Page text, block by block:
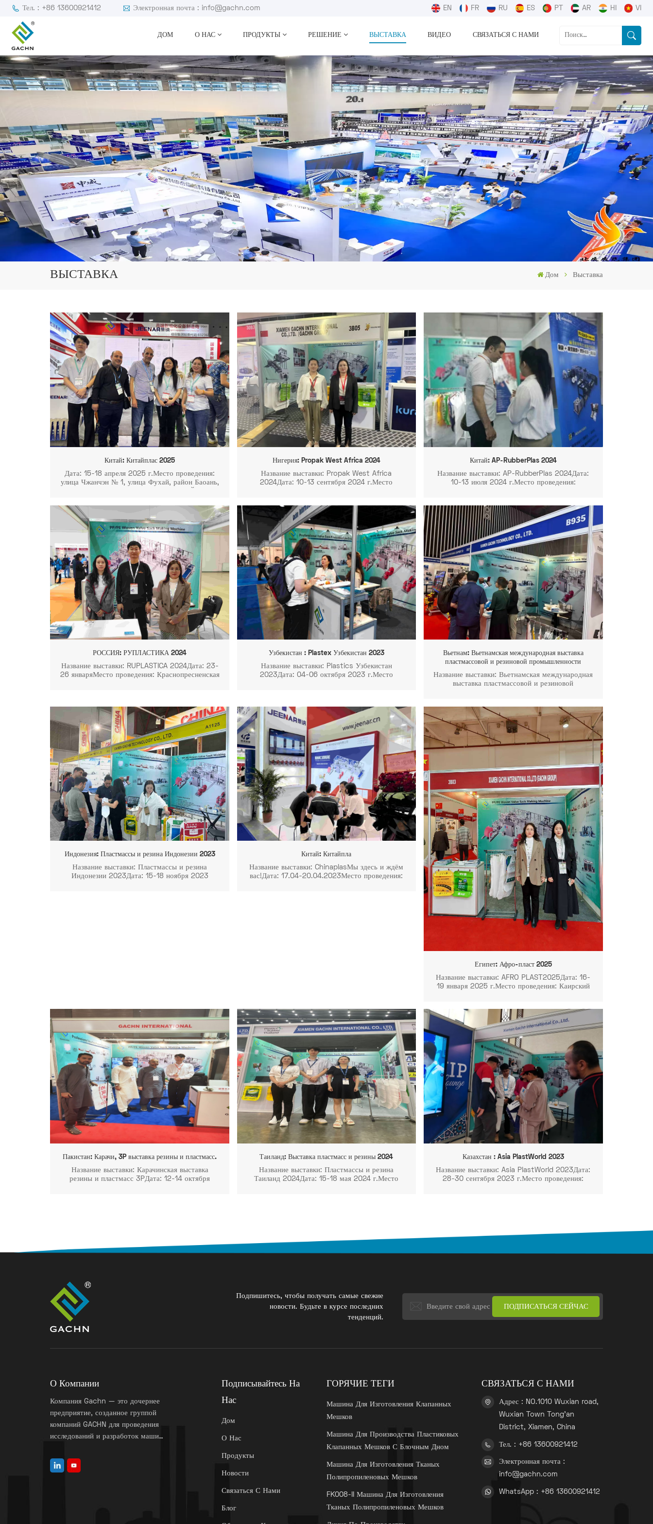
Тел. : +86 13600921412 Электронная почта : info@gachn.com EN FR RU ES PT AR HI VI
ДОМ О НАС ПРОДУКТЫ РЕШЕНИЕ ВЫСТАВКА ВИДЕО СВЯЗАТЬСЯ С НАМИ
ВЫСТАВКА Дом Выставка
Китай: Китайплас 2025
Дата: 15-18 апреля 2025 г.Место проведения:
улица Чжанчэн № 1, улица Фухай, район Баоань,
Нигерия: Propak West Africa 2024
Название выставки: Propak West Africa
2024Дата: 10-13 сентября 2024 г.Место
NigeriaСтенд № 3B05
Китай: AP-RubberPlas 2024
Название выставки: AP-RubberPlas 2024Дата:
10-13 июля 2024 г.Место проведения:
Циндао.Зал N5Стенд №: N5D3
РОССИЯ: РУПЛАСТИКА 2024
Название выставки: RUPLASTICA 2024Дата: 23-
26 январяМесто проведения: Краснопресненская
Узбекистан : Plastex Узбекистан 2023
Название выставки: Plastics Узбекистан
2023Дата: 04-06 октября 2023 г.Место
Вьетнам: Вьетнамская международная выставка
пластмассовой и резиновой промышленности
Название выставки: Вьетнамская международная
выставка пластмассовой и резиновой
конференц-центр, Хошимин, Вьетнам.Стенд №
B935
Индонезия: Пластмассы и резина Индонезии 2023
Название выставки: Пластмассы и резина
Индонезии 2023Дата: 15-18 ноября 2023
Китай: Китайпла
Название выставки: ChinaplasМы здесь и ждём
вас!Дата: 17.04-20.04.2023Место проведения:
Египет: Афро-пласт 2025
Название выставки: AFRO PLAST2025Дата: 16-
19 января 2025 г.Место проведения: Каирский
провинция Каир 4436001, 202501,
Египет.Стенд № 3B03
Пакистан: Карачи, 3P выставка резины и пластмасс.
Название выставки: Карачинская выставка
резины и пластмасс 3PДата: 12-14 октября
Таиланд: Выставка пластмасс и резины 2024
Название выставки: Пластмассы и резина
Таиланд 2024Дата: 15-18 мая 2024 г.Место
Казахстан : Asia PlastWorld 2023
Название выставки: Asia PlastWorld 2023Дата:
28-30 сентября 2023 г.Место проведения:
Подпишитесь, чтобы получать самые свежие
новости. Будьте в курсе последних
тенденций.
О Компании
Компания Gachn — это дочернее
предприятие, созданное группой
компаний GACHN для проведения
исследований и разработок машин
мешков.
Подписывайтесь На
Нас
Дом
О Нас
Продукты
Новости
Связаться С Нами
Блог
ГОРЯЧИЕ ТЕГИ
Машина Для Изготовления Клапанных
Мешков
Машина Для Производства Пластиковых
Клапанных Мешков С Блочным Дном
Машина Для Изготовления Тканых
Полипропиленовых Мешков
FK008-II Машина Для Изготовления
Тканых Полипропиленовых Мешков
СВЯЗАТЬСЯ С НАМИ
Адрес : NO.1010 Wuxian road,
Wuxian Town Tong'an
District, Xiamen, China
Тел. : +86 13600921412
Электронная почта :
info@gachn.com
WhatsApp : +86 13600921412